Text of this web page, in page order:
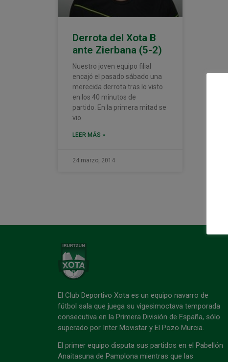
Derrota del Xota B
ante Zierbana (5-2)
Nuestro joven equipo filial
encajó el pasado sábado una
merecida derrota tras lo visto
en los 40 minutos de
partido. En la primera mitad se
vio
LEER MÁS »
24 marzo, 2014
El Club Deportivo Xota es un equipo navarro de
fútbol sala que juega su vigesimoctava temporada
consecutiva en la Primera División de España, sólo
superado por Inter Movistar y El Pozo Murcia.
El primer equipo disputa sus partidos en el Pabellón
Anaitasuna de Pamplona mientras que las